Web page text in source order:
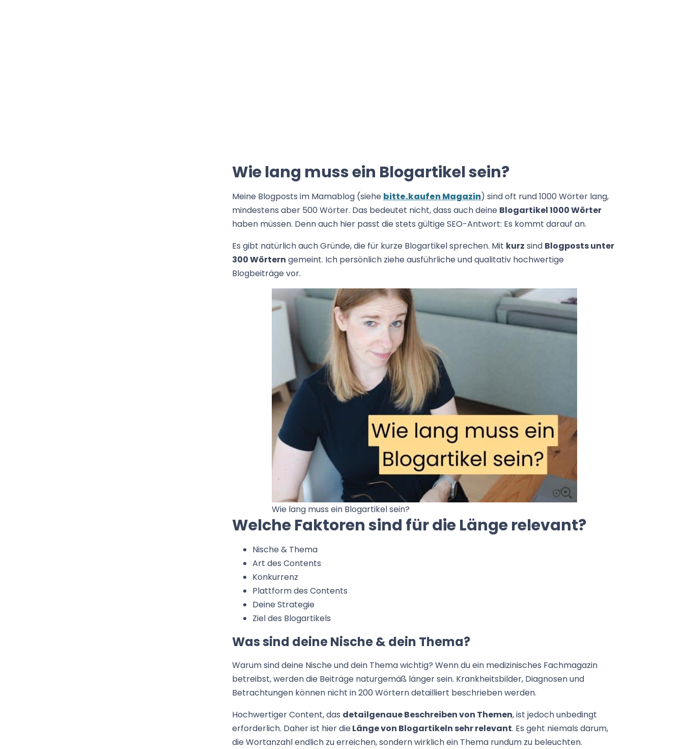
Wie lang muss ein Blogartikel sein?
Meine Blogposts im Mamablog (siehe bitte.kaufen Magazin) sind oft rund 1000 Wörter lang,
mindestens aber 500 Wörter. Das bedeutet nicht, dass auch deine Blogartikel 1000 Wörter
haben müssen. Denn auch hier passt die stets gültige SEO-Antwort: Es kommt darauf an.
Es gibt natürlich auch Gründe, die für kurze Blogartikel sprechen. Mit kurz sind Blogposts unter
300 Wörtern gemeint. Ich persönlich ziehe ausführliche und qualitativ hochwertige
Blogbeiträge vor.
Wie lang muss ein Blogartikel sein?
Welche Faktoren sind für die Länge relevant?
Nische & Thema
Art des Contents
Konkurrenz
Plattform des Contents
Deine Strategie
Ziel des Blogartikels
Was sind deine Nische & dein Thema?
Warum sind deine Nische und dein Thema wichtig? Wenn du ein medizinisches Fachmagazin
betreibst, werden die Beiträge naturgemäß länger sein. Krankheitsbilder, Diagnosen und
Betrachtungen können nicht in 200 Wörtern detailliert beschrieben werden.
Hochwertiger Content, das detailgenaue Beschreiben von Themen, ist jedoch unbedingt
erforderlich. Daher ist hier dieLänge von Blogartikeln sehr relevant. Es geht niemals darum,
die Wortanzahl endlich zu erreichen, sondern wirklich ein Thema rundum zu beleuchten.